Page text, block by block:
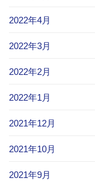
2022年4月
2022年3月
2022年2月
2022年1月
2021年12月
2021年10月
2021年9月